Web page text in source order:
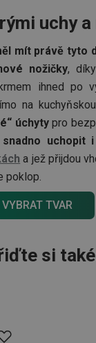
uchy
mít právě tyto
nožičky,
ihned po
na
úchytypro
uchopit
a jež přijdou
poklop.
VYBRAT TVAR
si